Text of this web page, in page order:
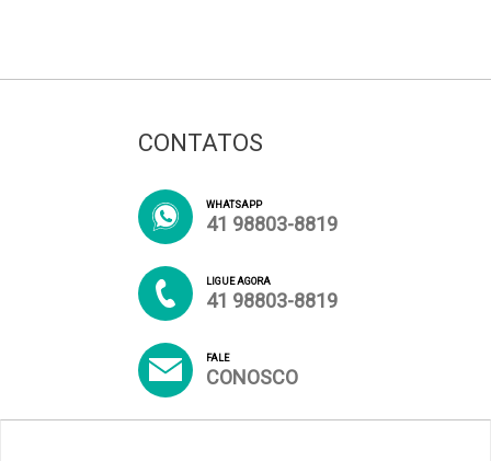
CONTATOS
WHATSAPP
41 98803-8819
LIGUE AGORA
41 98803-8819
FALE
CONOSCO